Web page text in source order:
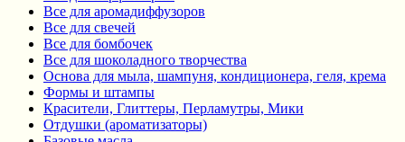
Все для аромадиффузоров
Все для свечей
Все для бомбочек
Все для шоколадного творчества
Основа для мыла, шампуня, кондиционера, геля, крема
Формы и штампы
Красители, Глиттеры, Перламутры, Мики
Отдушки (ароматизаторы)